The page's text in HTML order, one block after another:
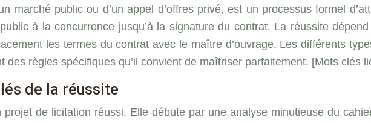
marché public ou d’un appel d’offres privé, est un processus formel
à la concurrence jusqu’à la signature du contrat. La réussite
les termes du contrat avec le maître d’ouvrage. Les différents
des règles spécifiques qu’il convient de maîtriser parfaitement. [Mots clés
de la réussite
de licitation réussi. Elle débute par une analyse minutieuse du